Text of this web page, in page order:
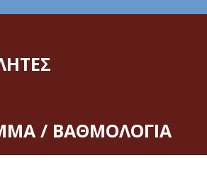
/ ΒΑΘΜΟΛΟΓΙΑ